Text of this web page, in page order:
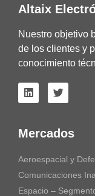
Altaix
Nuestro objetivo
de los clientes y
conocimiento
Mercados
Aeroespacial y
Comunicaciones
Espacio –